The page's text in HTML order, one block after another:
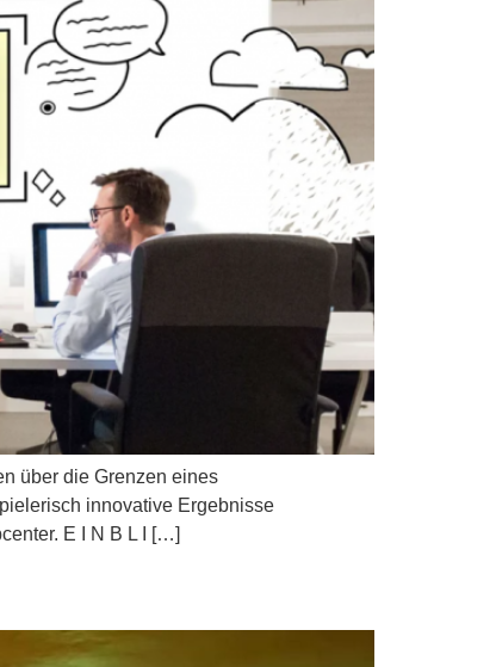
über die Grenzen eines
innovative Ergebnisse
E I N B L I […]